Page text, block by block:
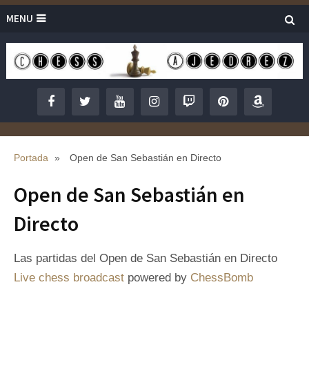
MENU
Portada » Open de San Sebastián en Directo
Open de San Sebastián en
Directo
Las partidas del Open de San Sebastián en Directo
Live chess broadcast powered by ChessBomb